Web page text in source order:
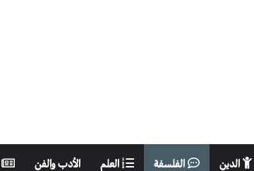
الدين الفلسفة العلم الأدب والفن